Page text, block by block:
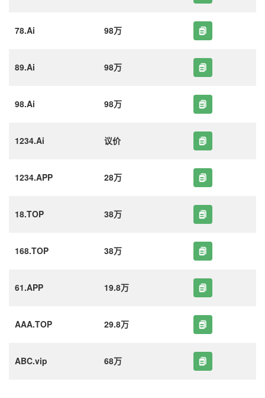
78.Ai 98万
89.Ai 98万
98.Ai 98万
1234.Ai 议价
1234.APP 28万
18.TOP 38万
168.TOP 38万
61.APP 19.8万
AAA.TOP 29.8万
ABC.vip 68万